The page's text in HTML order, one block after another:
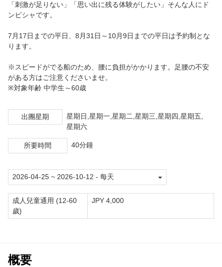
「刺激が足りない」「思い出に残る体験がしたい」そんな人にド
ンピシャです。
7月17日までの平日、8月31日～10月9日までの平日は予約制とな
ります。
※スピードがでる船のため、腰に負担がかかります。足腰の不安
がある方はご注意くださいませ。
※対象年齢 中学生～60歳
出團星期
星期日,星期一,星期二,星期三,星期四,星期五,
星期六
所要時間 40分鐘
成人兒童通用 (12-60
歲)
JPY 4,000
概要